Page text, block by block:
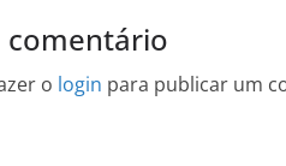
comentário
o login para publicar um